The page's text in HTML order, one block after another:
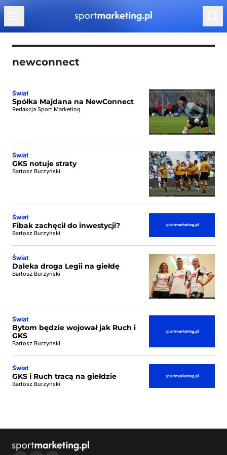
Przejdź do treści
newconnect
Świat
Spółka Majdana na NewConnect
Redakcja Sport Marketing
Świat
GKS notuje straty
Bartosz Burzyński
Świat
Fibak zachęcił do inwestycji?
Bartosz Burzyński
Świat
Daleka droga Legii na giełdę
Bartosz Burzyński
Świat
Bytom będzie wojował jak Ruch i
GKS
Bartosz Burzyński
Świat
GKS i Ruch tracą na giełdzie
Bartosz Burzyński